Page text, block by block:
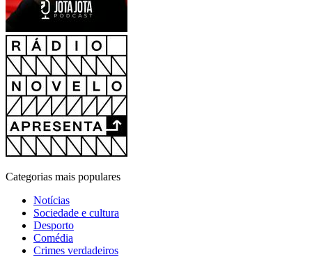
Categorias mais populares
Notícias
Sociedade e cultura
Desporto
Comédia
Crimes verdadeiros